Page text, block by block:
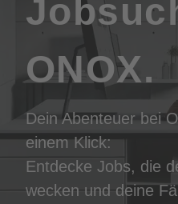
ONOX.
Dein Abenteuer bei
einem Klick:
Entdecke Jobs, die
wecken und deine